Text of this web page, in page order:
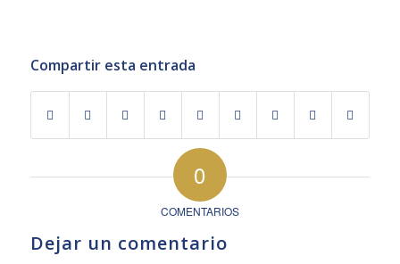
Compartir esta entrada
0
COMENTARIOS
Dejar un comentario